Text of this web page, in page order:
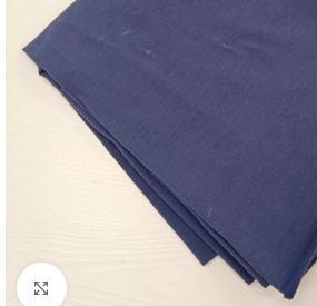
Click to enlarge